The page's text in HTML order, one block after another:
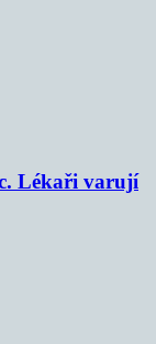
Lékaři varují